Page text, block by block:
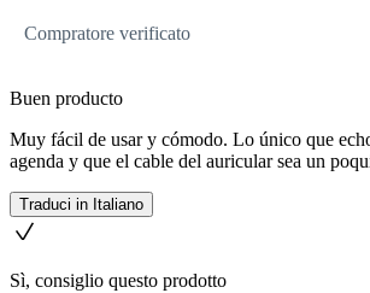
Compratore verificato
Buen producto
Muy fácil de usar y cómodo. Lo único que
agenda y que el cable del auricular sea un
Traduci in Italiano
Sì, consiglio questo prodotto